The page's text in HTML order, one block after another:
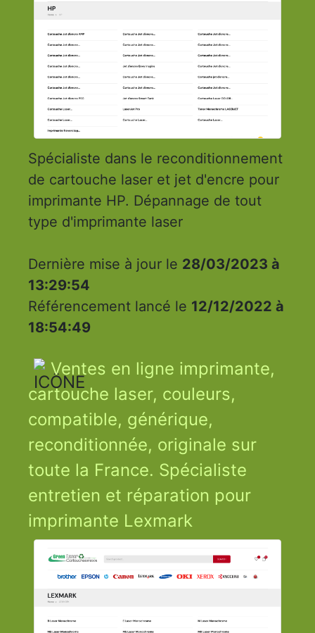
Spécialiste dans le reconditionnement
de cartouche laser et jet d'encre pour
imprimante HP. Dépannage de tout
type d'imprimante laser
Dernière mise à jour le 28/03/2023 à
13:29:54
Référencement lancé le 12/12/2022 à
18:54:49
Ventes en ligne imprimante,
cartouche laser, couleurs,
compatible, générique,
reconditionnée, originale sur
toute la France. Spécialiste
entretien et réparation pour
imprimante Lexmark